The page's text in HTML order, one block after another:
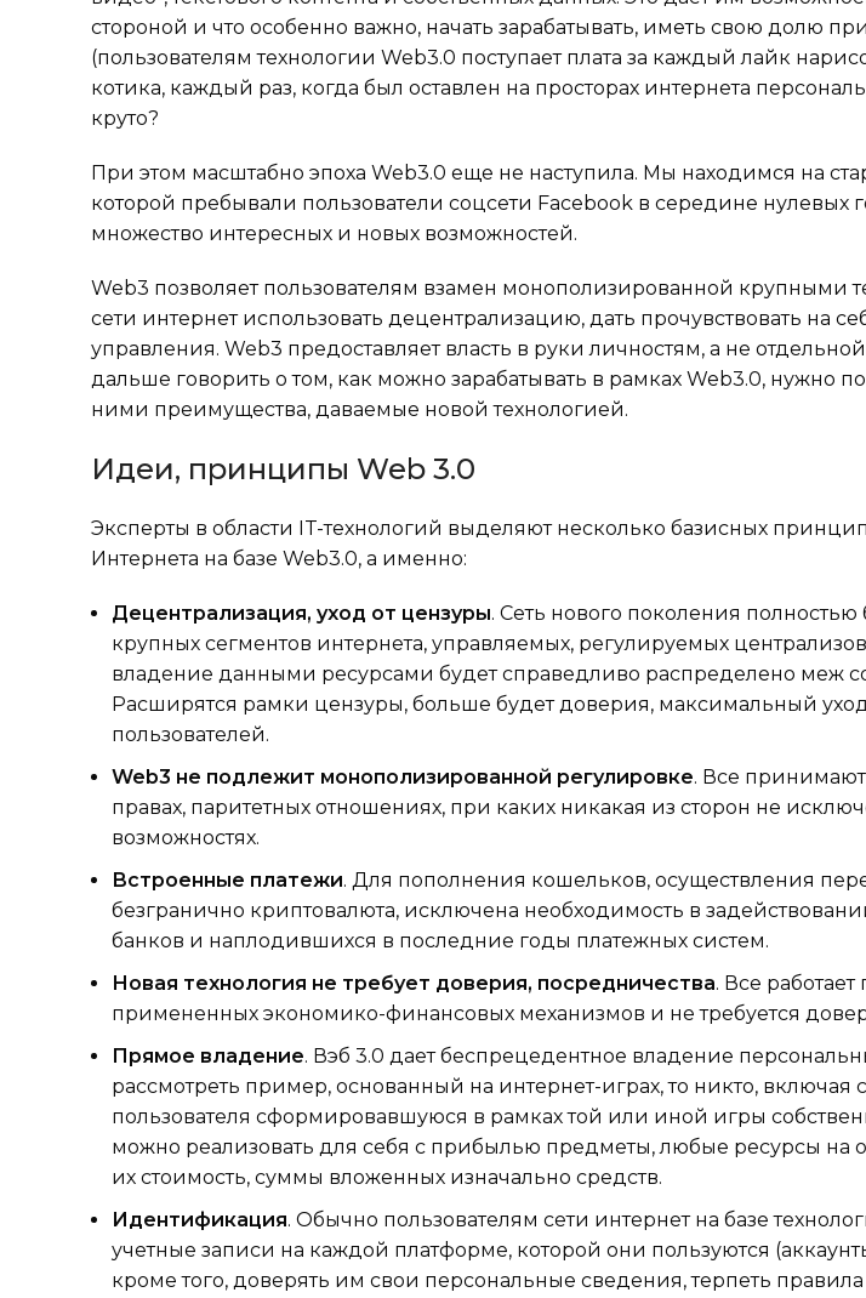
стороной и что особенно важно, начать зарабатывать, иметь свою долю
(пользователям технологии Web3.0 поступает плата за каждый лайк
котика, каждый раз, когда был оставлен на просторах интернета
круто?
При этом масштабно эпоха Web3.0 еще не наступила. Мы находимся на
которой пребывали пользователи соцсети Facebook в середине нулевых
множество интересных и новых возможностей.
Web3 позволяет пользователям взамен монополизированной крупными
сети интернет использовать децентрализацию, дать прочувствовать на
управления. Web3 предоставляет власть в руки личностям, а не
дальше говорить о том, как можно зарабатывать в рамках Web3.0, нужно
ними преимущества, даваемые новой технологией.
Идеи, принципы Web 3.0
Эксперты в области IT-технологий выделяют несколько базисных
Интернета на базе Web3.0, а именно:
Децентрализация, уход от цензуры. Сеть нового поколения
крупных сегментов интернета, управляемых, регулируемых
владение данными ресурсами будет справедливо распределено меж
Расширятся рамки цензуры, больше будет доверия, максимальный уход
пользователей.
Web3 не подлежит монополизированной регулировке. Все принимают
правах, паритетных отношениях, при каких никакая из сторон не
возможностях.
Встроенные платежи. Для пополнения кошельков, осуществления
безгранично криптовалюта, исключена необходимость в
банков и наплодившихся в последние годы платежных систем.
Новая технология не требует доверия, посредничества. Все
примененных экономико-финансовых механизмов и не требуется
Прямое владение. Вэб 3.0 дает беспрецедентное владение
рассмотреть пример, основанный на интернет-играх, то никто, включая
пользователя сформировавшуюся в рамках той или иной игры
можно реализовать для себя с прибылью предметы, любые ресурсы на
их стоимость, суммы вложенных изначально средств.
Идентификация. Обычно пользователям сети интернет на базе
учетные записи на каждой платформе, которой они пользуются
кроме того, доверять им свои персональные сведения, терпеть